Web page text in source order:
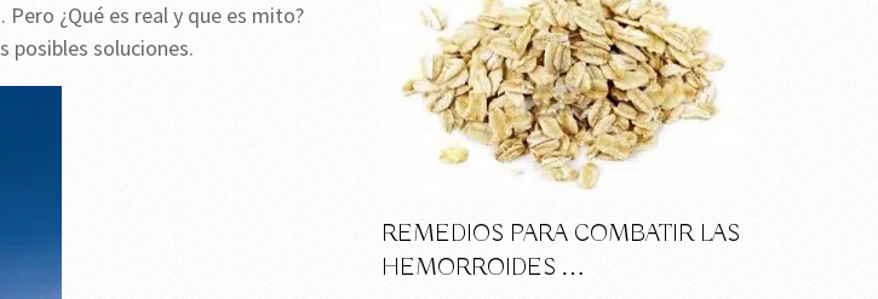
¿Qué es real y que es mito?
posibles soluciones.
REMEDIOS PARA COMBATIR LAS
HEMORROIDES …